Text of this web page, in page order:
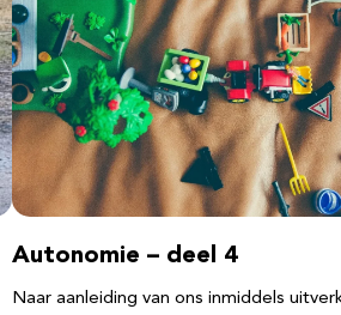
Autonomie – deel 4
Naar aanleiding van ons inmiddels